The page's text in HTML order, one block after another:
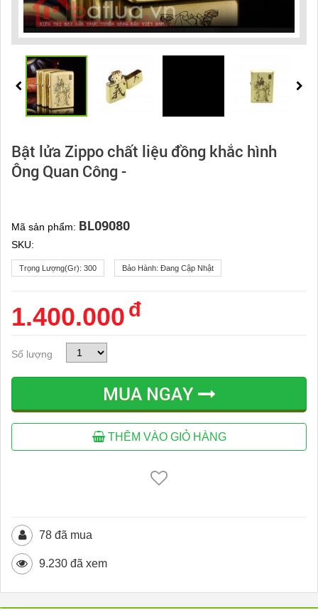
Bật lửa Zippo chất liệu đồng khắc hình
Ông Quan Công -
Mã sản phẩm: BL09080
SKU:
Trọng Lượng(gr): 300 Bảo Hành: Đang Cập Nhật
1.400.000 đ
Số lượng
MUA NGAY
THÊM VÀO GIỎ HÀNG
78 đã mua
9.230 đã xem